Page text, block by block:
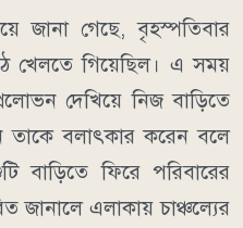
জানা গেছে, বৃহস্পতিবার
খেলতে গিয়েছিল। এ সময়
দেখিয়ে নিজ বাড়িতে
তাকে বলাৎকার করেন বলে
বাড়িতে ফিরে পরিবারের
জানালে এলাকায় চাঞ্চল্যের